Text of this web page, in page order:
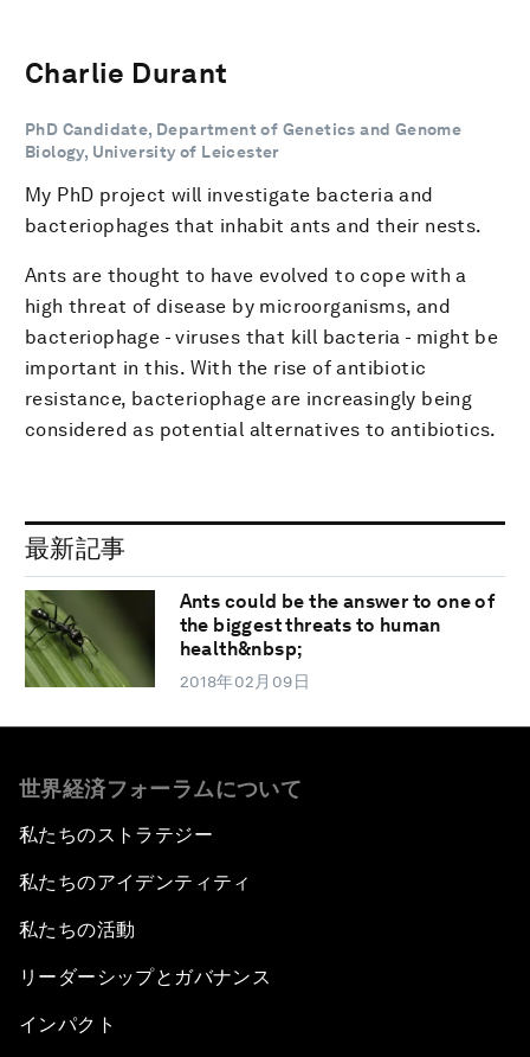
Charlie Durant
PhD Candidate, Department of Genetics and Genome
Biology, University of Leicester
My PhD project will investigate bacteria and
bacteriophages that inhabit ants and their nests.
Ants are thought to have evolved to cope with a
high threat of disease by microorganisms, and
bacteriophage - viruses that kill bacteria - might be
important in this. With the rise of antibiotic
resistance, bacteriophage are increasingly being
considered as potential alternatives to antibiotics.
最新記事
Ants could be the answer to one of
the biggest threats to human
health&nbsp;
2018年02月09日
世界経済フォーラムについて
私たちのストラテジー
私たちのアイデンティティ
私たちの活動
リーダーシップとガバナンス
インパクト